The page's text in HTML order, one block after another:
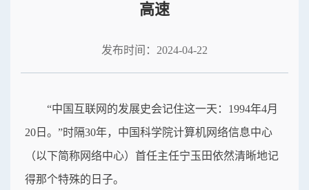
高速
发布时间：2024-04-22
“中国互联网的发展史会记住这一天：1994年4月
20日。”时隔30年，中国科学院计算机网络信息中心
（以下简称网络中心）首任主任宁玉田依然清晰地记
得那个特殊的日子。